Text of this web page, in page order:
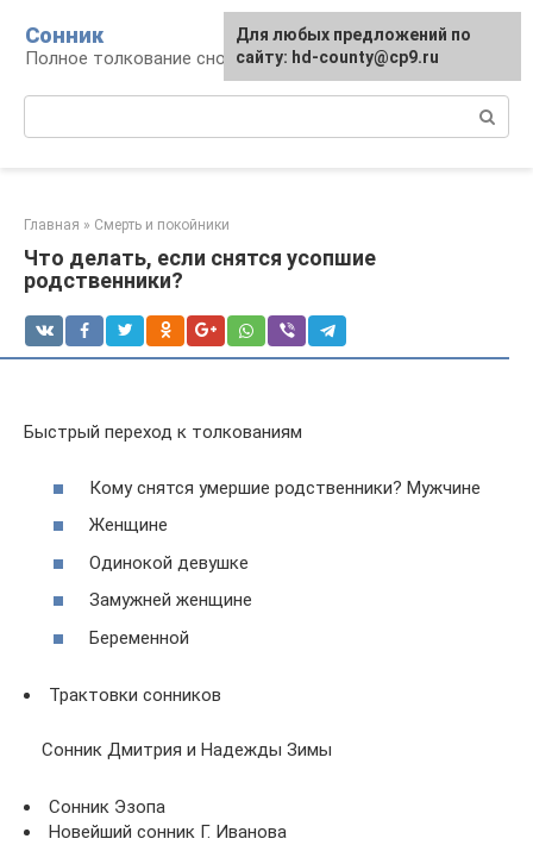
контенту
Сонник
Полное толкование снов
Главная » Смерть и покойники
Что делать, если снятся усопшие
родственники?
Быстрый переход к толкованиям
Кому снятся умершие родственники? Мужчине
Женщине
Одинокой девушке
Замужней женщине
Беременной
Трактовки сонников
Сонник Дмитрия и Надежды Зимы
Сонник Эзопа
Новейший сонник Г. Иванова
Для любых предложений по
сайту: hd-county@cp9.ru